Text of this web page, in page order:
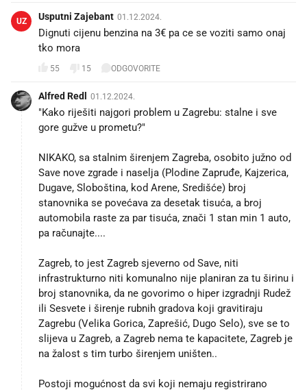
UZ Usputni Zajebant 01.12.2024.
Dignuti cijenu benzina na 3€ pa ce se voziti samo onaj
tko mora
55 15 ODGOVORITE
Alfred Redl 01.12.2024.
"Kako riješiti najgori problem u Zagrebu: stalne i sve
gore gužve u prometu?"
NIKAKO, sa stalnim širenjem Zagreba, osobito južno od
Save nove zgrade i naselja (Plodine Zapruđe, Kajzerica,
Dugave, Sloboština, kod Arene, Središće) broj
stanovnika se povećava za desetak tisuća, a broj
automobila raste za par tisuća, znači 1 stan min 1 auto,
pa računajte....
Zagreb, to jest Zagreb sjeverno od Save, niti
infrastrukturno niti komunalno nije planiran za tu širinu i
broj stanovnika, da ne govorimo o hiper izgradnji Rudež
ili Sesvete i širenje rubnih gradova koji gravitiraju
Zagrebu (Velika Gorica, Zaprešić, Dugo Selo), sve se to
slijeva u Zagreb, a Zagreb nema te kapacitete, Zagreb je
na žalost s tim turbo širenjem uništen..
Postoji mogućnost da svi koji nemaju registrirano